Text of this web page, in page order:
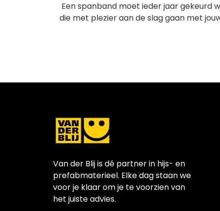
Een spanband moet ieder jaar gekeurd
die met plezier aan de slag gaan met
Van der Blij is dé partner in hijs- en
prefabmaterieel. Elke dag staan we
voor je klaar om je te voorzien van
het juiste advies.